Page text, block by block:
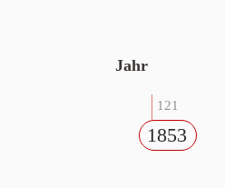
Jahr
121
1853